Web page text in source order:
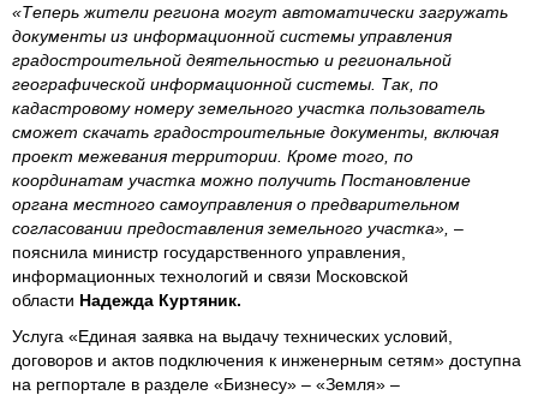
«Теперь жители региона могут автоматически загружать
документы из информационной системы управления
градостроительной деятельностью и региональной
географической информационной системы. Так, по
кадастровому номеру земельного участка пользователь
сможет скачать градостроительные документы, включая
проект межевания территории. Кроме того, по
координатам участка можно получить Постановление
органа местного самоуправления о предварительном
согласовании предоставления земельного участка», –
пояснила министр государственного управления,
информационных технологий и связи Московской
области Надежда Куртяник.
Услуга «Единая заявка на выдачу технических условий,
договоров и актов подключения к инженерным сетям» доступна
на регпортале в разделе «Бизнесу» – «Земля» –